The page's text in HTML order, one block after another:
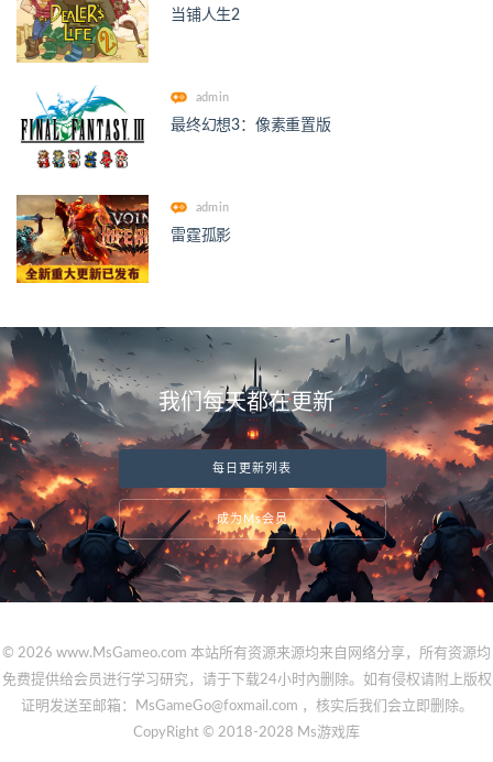
当铺人生2
admin
最终幻想3：像素重置版
admin
雷霆孤影
我们每天都在更新
每日更新列表
成为Ms会员
© 2026 www.MsGameo.com 本站所有资源来源均来自网络分享，所有资源均
免费提供给会员进行学习研究，请于下载24小时內删除。如有侵权请附上版权
证明发送至邮箱：MsGameGo@foxmail.com ，核实后我们会立即删除。
CopyRight © 2018-2028 Ms游戏库